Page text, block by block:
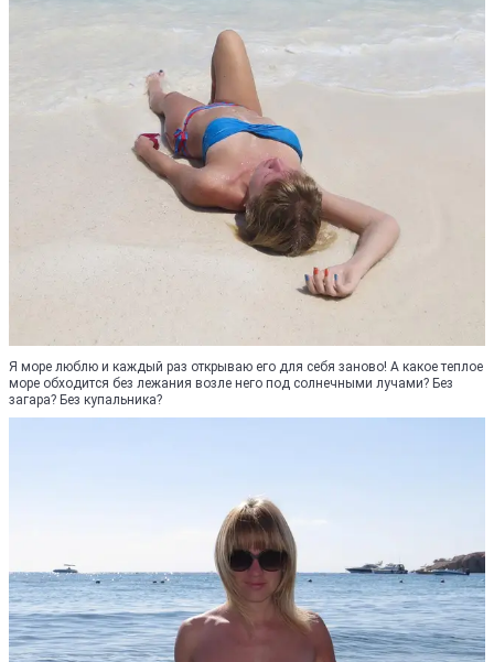
Я море люблю и каждый раз открываю его для себя заново! А какое теплое
море обходится без лежания возле него под солнечными лучами? Без
загара? Без купальника?